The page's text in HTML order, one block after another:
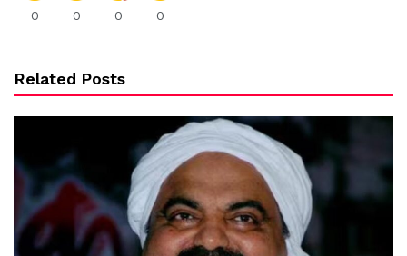
0 0 0 0
Related Posts